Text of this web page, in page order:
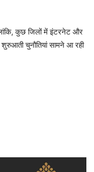
कुछ जिलों में इंटरनेट और
चुनौतियां सामने आ रही